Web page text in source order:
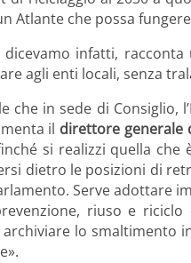
Atlante che possa
dicevamo infatti,
agli enti locali, senza
che in sede di Consiglio,
il direttore generale
si realizzi quella
dietro le posizioni di
Serve adottare
riuso e
lo smaltimento